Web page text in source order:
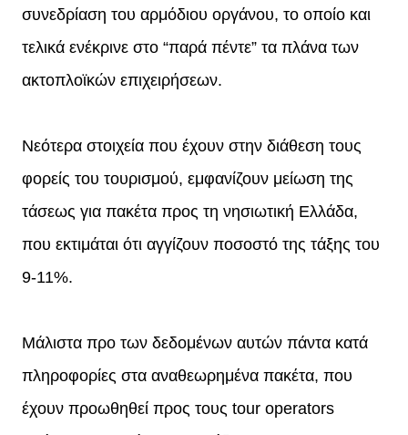
συνεδρίαση του αρμόδιου οργάνου, το οποίο και
τελικά ενέκρινε στο “παρά πέντε” τα πλάνα των
ακτοπλοϊκών επιχειρήσεων.
Νεότερα στοιχεία που έχουν στην διάθεση τους
φορείς του τουρισμού, εμφανίζουν μείωση της
τάσεως για πακέτα προς τη νησιωτική Ελλάδα,
που εκτιμάται ότι αγγίζουν ποσοστό της τάξης του
9-11%.
Μάλιστα προ των δεδομένων αυτών πάντα κατά
πληροφορίες στα αναθεωρημένα πακέτα, που
έχουν προωθηθεί προς τους tour operators